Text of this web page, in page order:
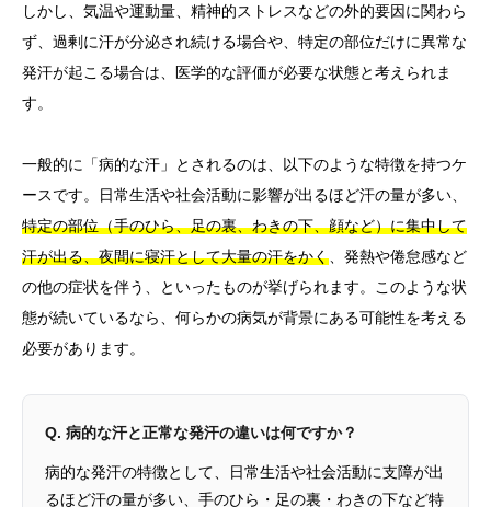
しかし、気温や運動量、精神的ストレスなどの外的要因に関わら
ず、過剰に汗が分泌され続ける場合や、特定の部位だけに異常な
発汗が起こる場合は、医学的な評価が必要な状態と考えられま
す。
一般的に「病的な汗」とされるのは、以下のような特徴を持つケ
ースです。日常生活や社会活動に影響が出るほど汗の量が多い、
特定の部位（手のひら、足の裏、わきの下、顔など）に集中して
汗が出る、夜間に寝汗として大量の汗をかく 、発熱や倦怠感など
の他の症状を伴う、といったものが挙げられます。このような状
態が続いているなら、何らかの病気が背景にある可能性を考える
必要があります。
Q. 病的な汗と正常な発汗の違いは何ですか？
病的な発汗の特徴として、日常生活や社会活動に支障が出
るほど汗の量が多い、手のひら・足の裏・わきの下など特